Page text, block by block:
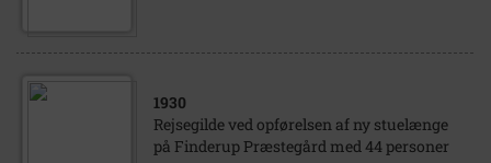
1930
Rejsegilde ved opførelsen af ny stuelænge
på Finderup Præstegård med 44 personer